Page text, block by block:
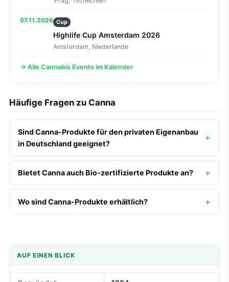
07.11.2026 Cup
Highlife Cup Amsterdam 2026
Amsterdam, Niederlande
→ Alle Cannabis Events im Kalender
Häufige Fragen zu Canna
Sind Canna-Produkte für den privaten Eigenanbau
in Deutschland geeignet?
Bietet Canna auch Bio-zertifizierte Produkte an?
Wo sind Canna-Produkte erhältlich?
AUF EINEN BLICK